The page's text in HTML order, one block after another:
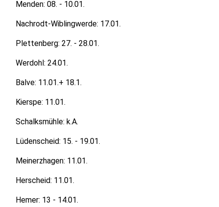
Menden: 08. - 10.01.
Nachrodt-Wiblingwerde: 17.01.
Plettenberg: 27. - 28.01.
Werdohl: 24.01.
Balve: 11.01.+ 18.1.
Kierspe: 11.01.
Schalksmühle: k.A.
Lüdenscheid: 15. - 19.01.
Meinerzhagen: 11.01.
Herscheid: 11.01.
Hemer: 13 - 14.01.